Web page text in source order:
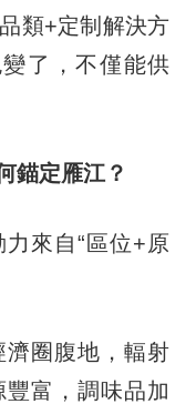
類+定制解決方
了，不僅能供
定雁江？
來自“區位+原
圈腹地，輻射
富，調味品加